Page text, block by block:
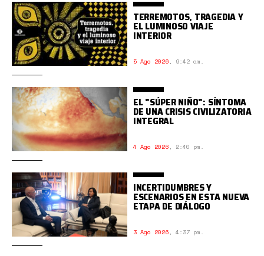
TERREMOTOS, TRAGEDIA Y
EL LUMINOSO VIAJE
INTERIOR
5 Ago 2026, 9:42 am.
EL "SÚPER NIÑO": SÍNTOMA
DE UNA CRISIS CIVILIZATORIA
INTEGRAL
4 Ago 2026, 2:40 pm.
INCERTIDUMBRES Y
ESCENARIOS EN ESTA NUEVA
ETAPA DE DIÁLOGO
3 Ago 2026, 4:37 pm.